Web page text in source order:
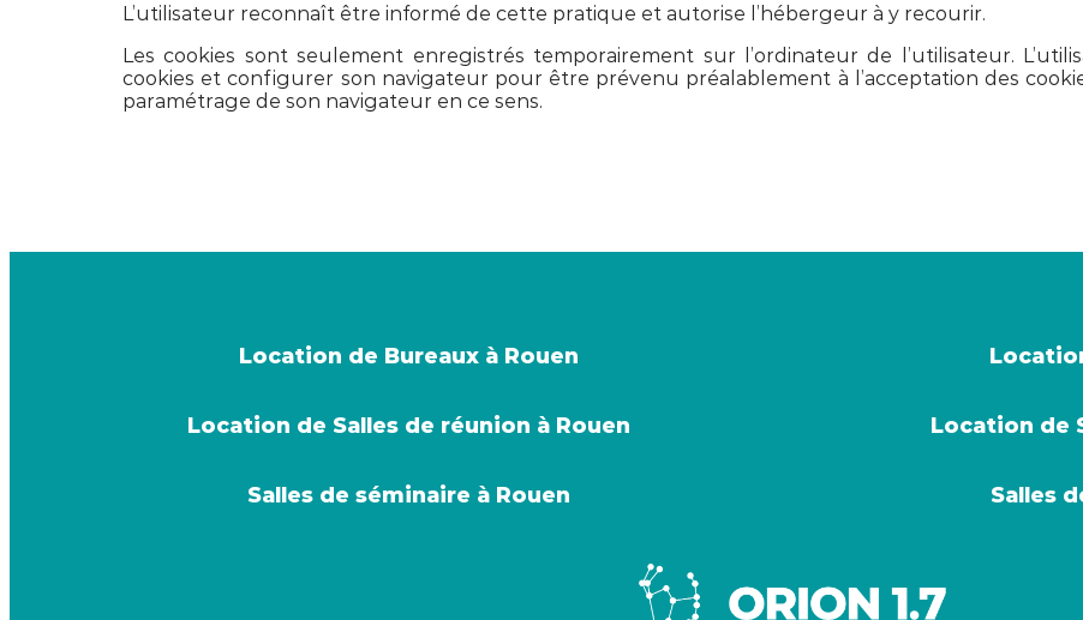
L’utilisateur reconnaît être informé de cette pratique et autorise l’hébergeur à y recourir.
Les cookies sont seulement enregistrés temporairement sur l’ordinateur de l’utilisateur.
cookies et configurer son navigateur pour être prévenu préalablement à l’acceptation des
paramétrage de son navigateur en ce sens.
Location de Bureaux à Rouen
Location de Salles de réunion à Rouen
Salles de séminaire à Rouen
Location de
Salles